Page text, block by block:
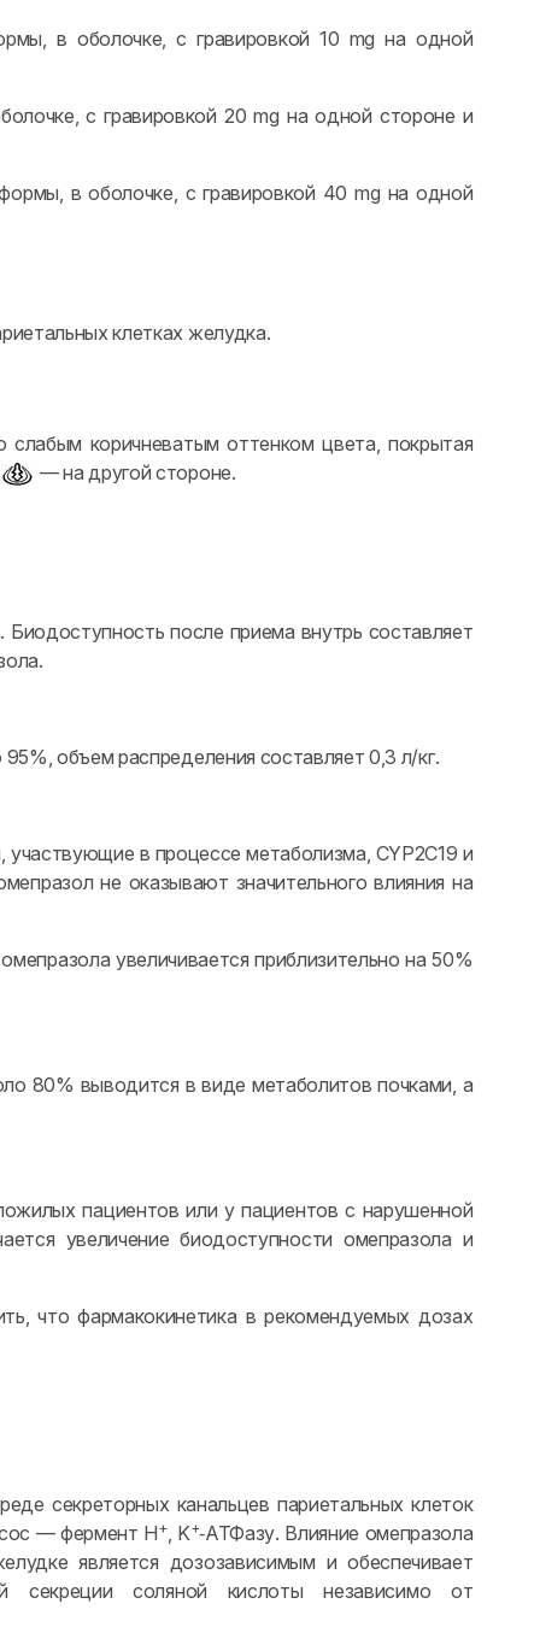
в оболочке, с гравировкой 10 mg на одной
с гравировкой 20 mg на одной стороне и
в оболочке, с гравировкой 40 mg на одной
клетках желудка.
слабым коричневатым оттенком цвета, покрытая
— на другой стороне.
после приема внутрь составляет
объем распределения составляет 0,3 л/кг.
в процессе метаболизма, CYP2C19 и
не оказывают значительного влияния на
увеличивается приблизительно на 50%
80% выводится в виде метаболитов почками, а
пациентов или у пациентов с нарушенной
увеличение биодоступности омепразола и
что фармакокинетика в рекомендуемых дозах
секреторных канальцев париетальных клеток
— фермент H+, K+‑АТФазу. Влияние омепразола
является дозозависимым и обеспечивает
секреции соляной кислоты независимо от